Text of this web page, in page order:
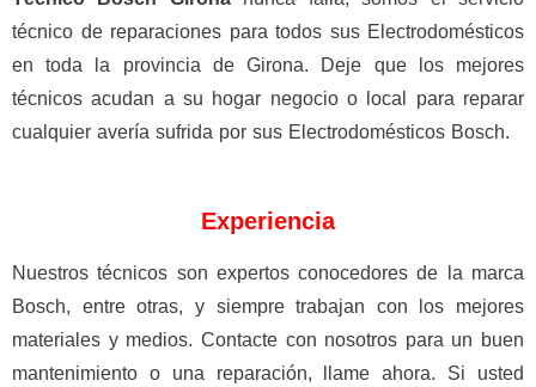
técnico de reparaciones para todos sus Electrodomésticos
en toda la provincia de Girona. Deje que los mejores
técnicos acudan a su hogar negocio o local para reparar
cualquier avería sufrida por sus Electrodomésticos Bosch.
Experiencia
Nuestros técnicos son expertos conocedores de la marca
Bosch, entre otras, y siempre trabajan con los mejores
materiales y medios. Contacte con nosotros para un buen
mantenimiento o una reparación, llame ahora. Si usted